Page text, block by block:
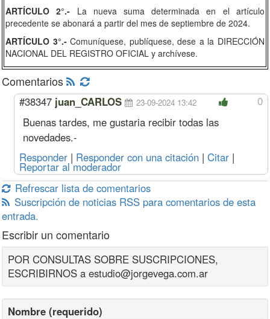
ARTÍCULO 2°.- La nueva suma determinada en el artículo
precedente se abonará a partir del mes de septiembre de 2024.
ARTÍCULO 3°.-Comuníquese, publíquese, dese a la DIRECCIÓN
NACIONAL DEL REGISTRO OFICIAL y archívese.
Comentarios
0
#38347 juan_CARLOS 23-09-2024 13:42
Buenas tardes, me gustaria recibir todas las
novedades.-
Responder | Responder con una citación | Citar |
Reportar al moderador
Refrescar lista de comentarios
Suscripción de noticias RSS para comentarios de esta
entrada.
Escribir un comentario
POR CONSULTAS SOBRE SUSCRIPCIONES,
ESCRIBIRNOS a estudio@jorgevega.com.ar
Nombre (requerido)